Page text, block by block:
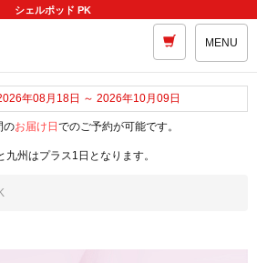
シェルポッド PK
MENU
年08月18日 ～ 2026年10月09日
のお届け日 でのご予約が可能です。
州はプラス1日となります。